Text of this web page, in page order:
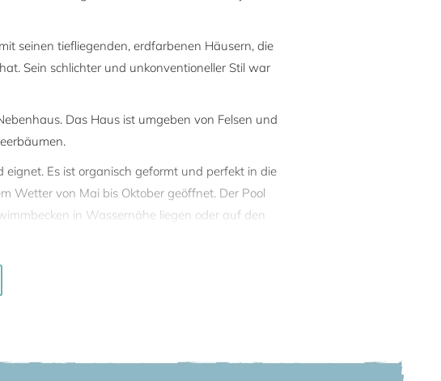
seinen tiefliegenden, erdfarbenen Häusern, die
Sein schlichter und unkonventioneller Stil war
Das Haus ist umgeben von Felsen und
Es ist organisch geformt und perfekt in die
Wetter von Mai bis Oktober geöffnet. Der Pool
in Wassernähe liegen oder auf den
gebauten Terrasse kann man das Leben im
Westwind Maestro absolut sauber und